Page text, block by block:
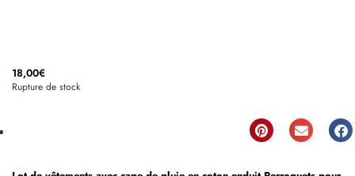
18,00€
Rupture de stock